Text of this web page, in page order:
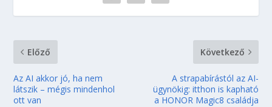
Előző
Az AI akkor jó, ha nem
látszik – mégis mindenhol
ott van
Következő
A strapabírástól az AI-
ügynökig: itthon is kapható
a HONOR Magic8 családja